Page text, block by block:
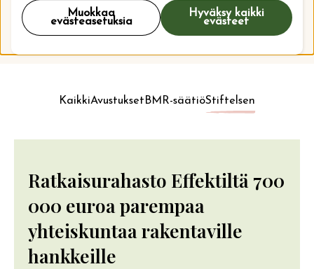
Muokkaa
evästeasetuksia
Hyväksy kaikki
evästeet
Uusimmat uutiset löydät aina ensin ruotsinkielisiltä
sivuilta.
KaikkiAvustuksetBMR-säätiöStiftelsen
Ratkaisurahasto Effektiltä 700
000 euroa parempaa
yhteiskuntaa rakentaville
hankkeille